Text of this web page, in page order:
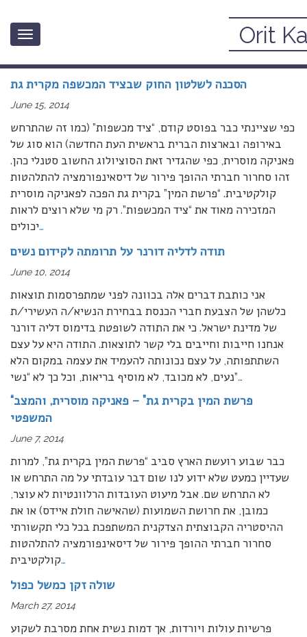
Toggle
Orit
הסכנה לשלטון החוק שבציד המכשפה מקרית גת
June 15, 2014
כפי שציינתי כבר בפוסט קודם, “ציד מכשפות” (כמו זה שהתרחש
באירופה ובארצות הברית בראשית העת החדשה) הוא סוג של
פאניקה מוסרית, כפי שהגדיר זאת הסוציולוג החשוב סטנלי כהן.
זהו סחרור חברתי ההופך פירור של דיסאינפורמציה להתלהטות
קולקטיבית. “פרשת המין” בקרית גת הפכה לפאניקה מוסרית
המזכירה מאוד את “ציד המכשפות”. רק מי שלא רוצים לראות
יכולים…
תודה לדליה דורנר על תרומתה לקידום נשים
June 10, 2014
אני כותבת דברים אלה בכוונה לפני שמתפרסמות תוצאות
כלשהן של הצבעת חברי הכנסת בבחירת הנשיא/ה העשירי/ת
של מדינת ישראל. כי את התודה לשופטת בדימוס דליה דורנר
אנחנו חייבות וחייבים בלי קשר לתוצאות. התודה היא על עצם
השתתפותה, על עצם נכונותה להעמיד את עצמה במקום הלא
נעים, לא מכובד, לא מוסיף בריאות, וכל כך לא “נשי”…
“פרשת המין בקרית גת” – פאניקה מוסרית, והמצב
המשפטי
June 7, 2014
כבר שבוע רועשת הארץ סביב “פרשת המין בקרית גת”, למרות
שעדיין כמעט שלא ידוע לנו שום דבר עובדתי על מה התרחש או
לא התרחש שם. אבל מיעוט העובדות הרלוונטיות לא עוצר,
כמובן, את חרושת השמועות (שהאישה חולת איידס) או את
ההיסטריה הקבוצתית הצדקנית המשתפכת בכל כלי תקשורתי
סחרור חברתי ההופך פירור של דיסאינפורמציה להתלהטות
קולקטיבית…
שולה זקן כמשל כפול
March 27, 2014
פרשיות עולות ויורדות, אך דמות נשית אחת מסרבת לשקוע